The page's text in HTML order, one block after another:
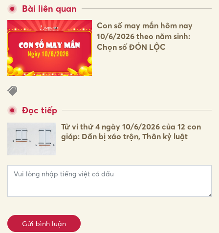
Bài liên quan
Con số may mắn hôm nay
10/6/2026 theo năm sinh:
Chọn số ĐÓN LỘC
Đọc tiếp
Tử vi thứ 4 ngày 10/6/2026 của 12 con
giáp: Dần bị xáo trộn, Thân kỷ luật
Gửi bình luận